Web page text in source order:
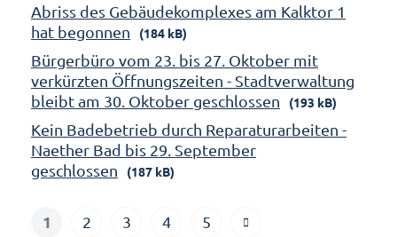
Abriss des Gebäudekomplexes am Kalktor 1
hat begonnen
(184 kB)
Bürgerbüro vom 23. bis 27. Oktober mit
verkürzten Öffnungszeiten - Stadtverwaltung
bleibt am 30. Oktober geschlossen
(193 kB)
Kein Badebetrieb durch Reparaturarbeiten -
Naether Bad bis 29. September
geschlossen
(187 kB)
1 2 3 4 5